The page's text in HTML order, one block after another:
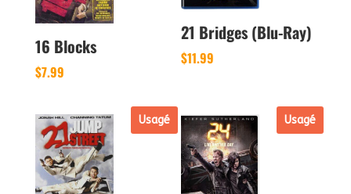
16 Blocks
$7.99
21 Bridges (Blu-Ray)
$11.99
Usagé Usagé